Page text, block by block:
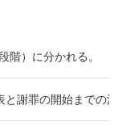
階）に分かれる。
と謝罪の開始までの